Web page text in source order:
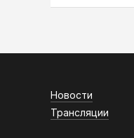
Новости
Трансляции